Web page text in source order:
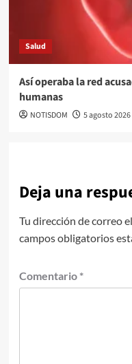
Salud
Así operaba la red
humanas
NOTISDOM 5 agosto 2026
Deja una
Tu dirección de correo
campos obligatorios
Comentario *